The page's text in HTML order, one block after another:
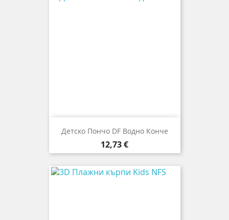
Детско Пончо DF Водно Конче
Цена
12,73 €